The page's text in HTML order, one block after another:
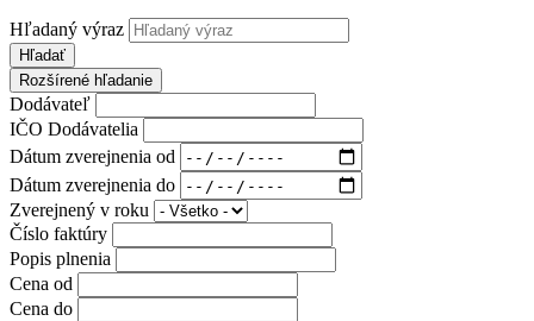
Hľadaný výraz
Hľadať
Rozšírené hľadanie
Dodávateľ
IČO Dodávatelia
Dátum zverejnenia od
Dátum zverejnenia do
Zverejnený v roku
Číslo faktúry
Popis plnenia
Cena od
Cena do